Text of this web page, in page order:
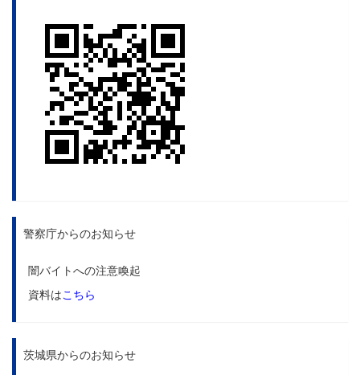
警察庁からのお知らせ
闇バイトへの注意喚起
資料はこちら
茨城県からのお知らせ